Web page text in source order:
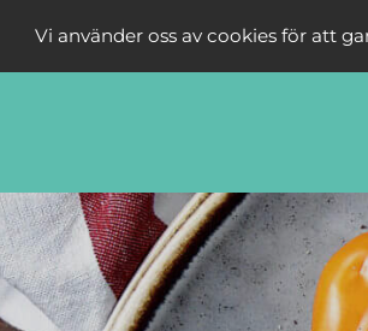
Vi använder oss av cookies för att